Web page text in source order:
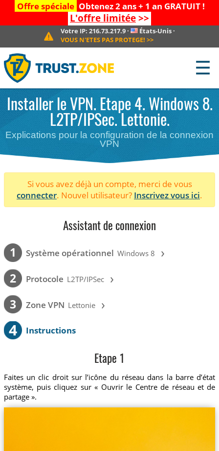
Offre spéciale Obtenez 2 ans + 1 an GRATUIT !
L'offre limitée>>
Votre IP: 216.73.217.9· États-Unis ·
VOUS N'ETES PAS PROTEGE! >>
☰
Installer le VPN. Etape 4. Windows 8.
L2TP/IPSec. Lettonie.
Explications pour la configuration de la connexion
VPN
Si vous avez déjà un compte, merci de vous
connecter. Nouvel utilisateur? Inscrivez vous ici.
Assistant de connexion
1 Système opérationnel Windows 8 ›
2 Protocole L2TP/IPSec ›
3 Zone VPN Lettonie ›
4 Instructions
Etape 1
Faites un clic droit sur l’icône du réseau dans la barre d’état
système, puis cliquez sur « Ouvrir le Centre de réseau et de
partage ».